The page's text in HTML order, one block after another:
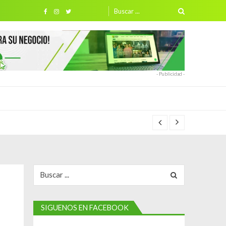
for:
- Publicidad -
for:
SIGUENOS EN FACEBOOK